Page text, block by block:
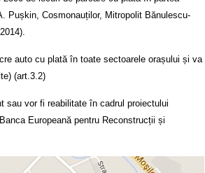
Pușkin, Cosmonauților, Mitropolit Bănulescu-
auto cu plată în toate sectoarele orașului și va
(art.3.2)
sau vor fi reabilitate în cadrul proiectului
Europeană pentru Reconstrucții și